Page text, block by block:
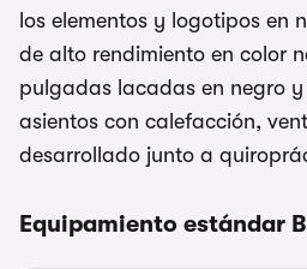
los elementos y logotipos en
de alto rendimiento en color
pulgadas lacadas en negro y
asientos con calefacción,
desarrollado junto a
Equipamiento estándar